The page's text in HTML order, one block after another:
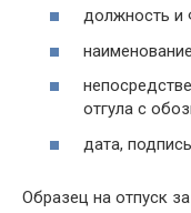
должность
отгула с
дата,
Образец на отпуск